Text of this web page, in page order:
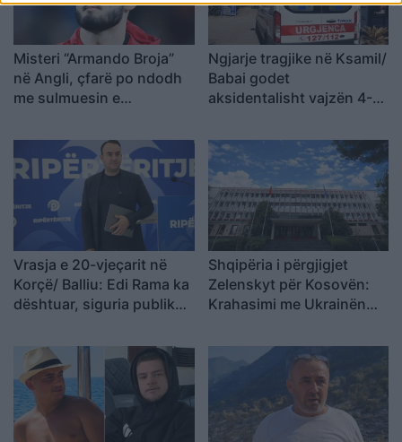
Misteri “Armando Broja”
në Angli, çfarë po ndodh
me sulmuesin e
Ngjarje tragjike në Ksamil/
Babai godet
aksidentalisht vajzën 4-
humb jetën
Vrasja e 20-vjeçarit në
Korçë/ Balliu: Edi Rama ka
dështuar, siguria publike
kronike dhe thirrja “Jepe
dorëheqjen” merr tjetër
peshë
Shqipëria i përgjigjet
Zelenskyt për Kosovën:
Krahasimi me Ukrainën